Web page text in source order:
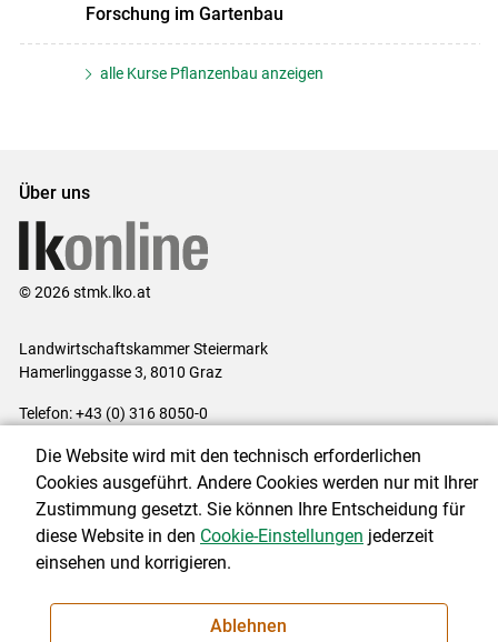
Forschung im Gartenbau
alle Kurse Pflanzenbau anzeigen
Über uns
© 2026 stmk.lko.at
Landwirtschaftskammer Steiermark
Hamerlinggasse 3, 8010 Graz
Telefon: +43 (0) 316 8050-0
Impressum|Kontakt|Datenschutzerklärung|Barrierefreiheit|
Cookie-Einstellungen
NEWSLETTER
Die Website wird mit den technisch erforderlichen
Cookies ausgeführt. Andere Cookies werden nur mit Ihrer
Zustimmung gesetzt. Sie können Ihre Entscheidung für
diese Website in den Cookie-Einstellungen jederzeit
einsehen und korrigieren.
Ablehnen